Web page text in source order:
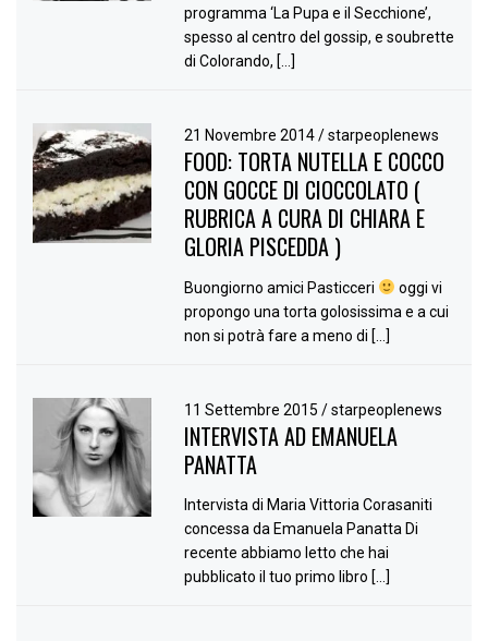
programma ‘La Pupa e il Secchione’,
spesso al centro del gossip, e soubrette
di Colorando, […]
21 Novembre 2014/ starpeoplenews
FOOD: TORTA NUTELLA E COCCO
CON GOCCE DI CIOCCOLATO (
RUBRICA A CURA DI CHIARA E
GLORIA PISCEDDA )
Buongiorno amici Pasticceri
oggi vi
propongo una torta golosissima e a cui
non si potrà fare a meno di […]
11 Settembre 2015/ starpeoplenews
INTERVISTA AD EMANUELA
PANATTA
Intervista di Maria Vittoria Corasaniti
concessa da Emanuela Panatta Di
recente abbiamo letto che hai
pubblicato il tuo primo libro […]